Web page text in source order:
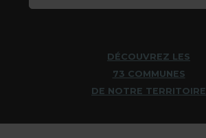
DÉCOUVREZ LES
73 COMMUNES
DE NOTRE TERRITOIRE